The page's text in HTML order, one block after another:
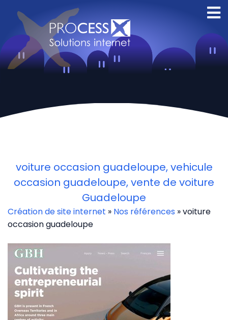
voiture occasion guadeloupe, vehicule
occasion guadeloupe, vente de voiture
Guadeloupe
Création de site internet » Nos références » voiture
occasion guadeloupe